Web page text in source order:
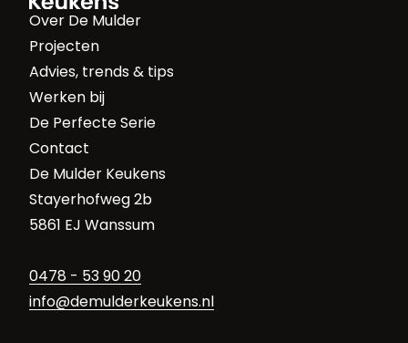
Over De Mulder
Projecten
Advies, trends & tips
Werken bij
De Perfecte Serie
Contact
De Mulder Keukens
Stayerhofweg 2b
5861 EJ Wanssum
0478 - 53 90 20
info@demulderkeukens.nl